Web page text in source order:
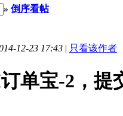
» 倒序看帖
12-23 17:43 | 只看该作者
单宝-2，提